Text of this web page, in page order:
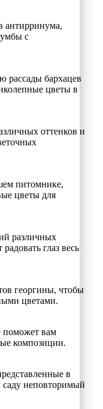
антирринума,
с
рассады бархацев
цветы в
оттенков и
питомнике,
цветы для
различных
глаз весь
георгины, чтобы
цветами.
поможет вам
композиции.
в
неповторимый